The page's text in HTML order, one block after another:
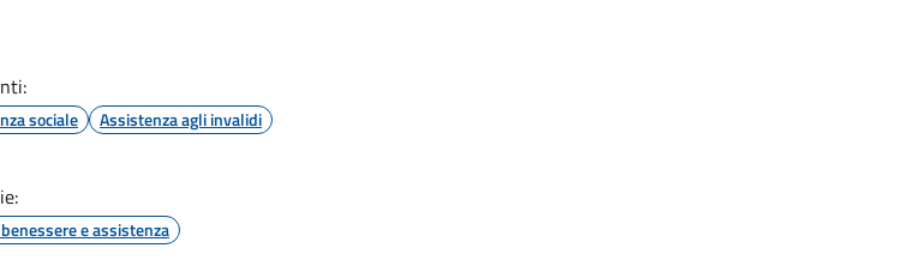
sociale Assistenza agli invalidi
e assistenza